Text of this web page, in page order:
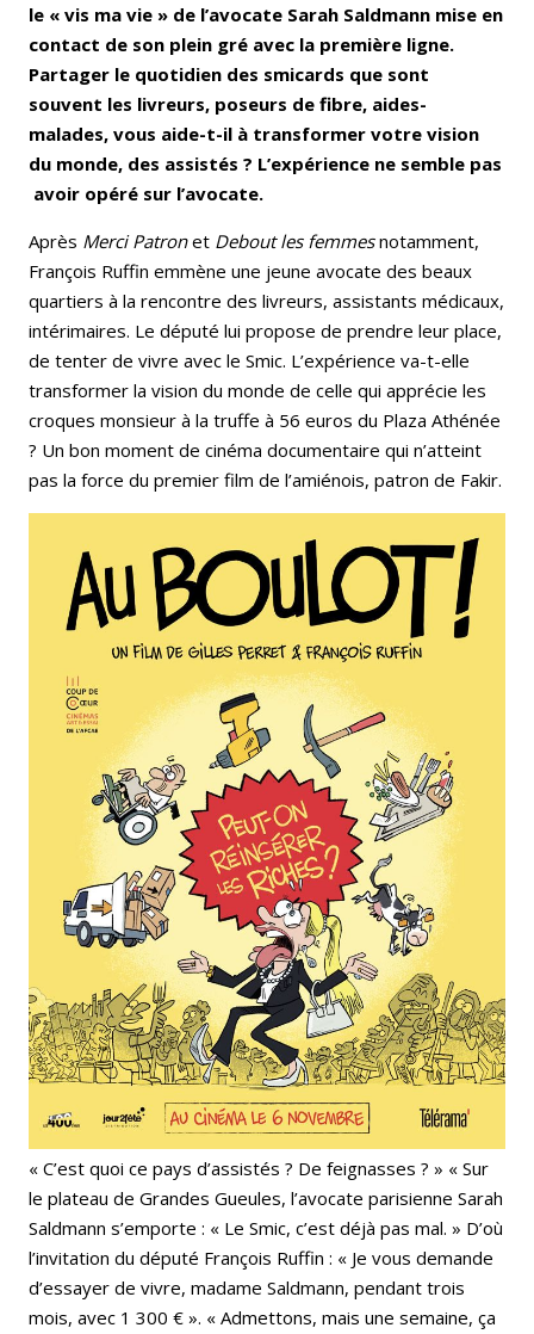
le « vis ma vie » de l’avocate Sarah Saldmann mise en
contact de son plein gré avec la première ligne.
Partager le quotidien des smicards que sont
souvent les livreurs, poseurs de fibre, aides-
malades, vous aide-t-il à transformer votre vision
du monde, des assistés ? L’expérience ne semble pas
avoir opéré sur l’avocate.
Après Merci Patronet Debout les femmesnotamment,
François Ruffin emmène une jeune avocate des beaux
quartiers à la rencontre des livreurs, assistants médicaux,
intérimaires. Le député lui propose de prendre leur place,
de tenter de vivre avec le Smic. L’expérience va-t-elle
transformer la vision du monde de celle qui apprécie les
croques monsieur à la truffe à 56 euros du Plaza Athénée
? Un bon moment de cinéma documentaire qui n’atteint
pas la force du premier film de l’amiénois, patron de Fakir.
« C’est quoi ce pays d’assistés ? De feignasses ? » « Sur
le plateau de Grandes Gueules, l’avocate parisienne Sarah
Saldmann s’emporte : « Le Smic, c’est déjà pas mal. » D’où
l’invitation du député François Ruffin : « Je vous demande
d’essayer de vivre, madame Saldmann, pendant trois
mois, avec 1 300 € ». « Admettons, mais une semaine, ça